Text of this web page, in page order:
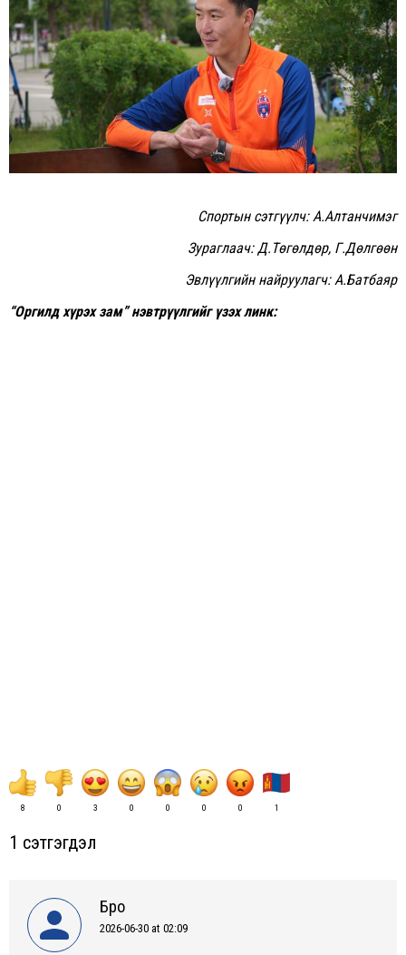
Спортын сэтгүүлч: А.Алтанчимэг
Зураглаач: Д.Төгөлдөр, Г.Дөлгөөн
Эвлүүлгийн найруулагч: А.Батбаяр
“Оргилд хүрэх зам” нэвтрүүлгийг үзэх линк:
8 0 3 0 0 0 0 1
1 сэтгэгдэл
Бро
says:
2026-06-30 at 02:09